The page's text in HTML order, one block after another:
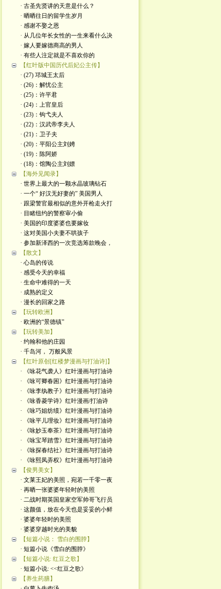
· 古圣先贤讲的天意是什么？
· 晒晒往日的留学生岁月
· 感谢不娶之恩
· 从几位年长女性的一生来看什么决
· 嫁人要嫁德商高的男人
· 有些人注定就是不喜欢你的
【红叶版中国历代后妃公主传】
· (27) 邛城王太后
· (26)：解忧公主
· (25)：许平君
· (24)：上官皇后
· (23)：钩弋夫人
· (22)：汉武帝李夫人
· (21)：卫子夫
· (20)：平阳公主刘娉
· (19)：陈阿娇
· (18)：馆陶公主刘嫖
【海外见闻录】
· 世界上最大的一颗水晶玻璃钻石
· 一个“ 好汉无好妻的” 美国男人
· 跟梁警官最相似的意外开枪走火打
· 目睹纽约的警察审小偷
· 美国的印度婆婆也要嫁妆
· 这对美国小夫妻不哄孩子
· 参加新泽西的一次竞选筹款晚会，
【散文】
· 心岛的传说
· 感受今天的幸福
· 生命中难得的一天
· 成熟的定义
· 漫长的回家之路
【玩转欧洲】
· 欧洲的“景德镇”
【玩转美加】
· 约翰和他的庄园
· 千岛河， 万般风景
【红叶原创[红楼梦漫画与打油诗]】
· 《咏花气袭人》红叶漫画与打油诗
· 《咏可卿春困》红叶漫画与打油诗
· 《咏李纨教子》红叶漫画与打油诗
· 《咏香菱学诗》红叶漫画/打油诗
· 《咏巧姐纺绩》红叶漫画与打油诗
· 《咏平儿理妆》红叶漫画与打油诗
· 《咏妙玉奉茶》红叶漫画与打油诗
· 《咏宝琴踏雪》红叶漫画与打油诗
· 《咏探春结社》红叶漫画与打油诗
· 《咏熙凤弄权》红叶漫画与打油诗
【俊男美女】
· 文莱王妃的美照，宛若一千零一夜
· 再晒一张婆婆年轻时的美照
· 二战时期英国皇家空军帅哥飞行员
· 这颜值，放在今天也是妥妥的小鲜
· 婆婆年轻时的美照
· 婆婆穿越时光的美貌
【短篇小说： 雪白的围脖】
· 短篇小说《雪白的围脖》
【短篇小说: 红豆之歌】
· 短篇小说: <<红豆之歌》
【养生药膳】